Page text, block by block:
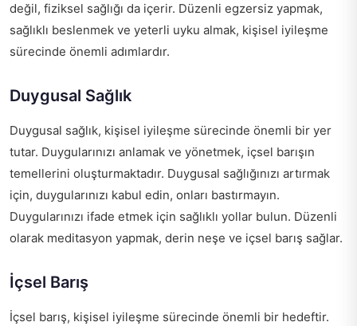
değil, fiziksel sağlığı da içerir. Düzenli egzersiz yapmak,
sağlıklı beslenmek ve yeterli uyku almak, kişisel iyileşme
sürecinde önemli adımlardır.
Duygusal Sağlık
Duygusal sağlık, kişisel iyileşme sürecinde önemli bir yer
tutar. Duygularınızı anlamak ve yönetmek, içsel barışın
temellerini oluşturmaktadır. Duygusal sağlığınızı artırmak
için, duygularınızı kabul edin, onları bastırmayın.
Duygularınızı ifade etmek için sağlıklı yollar bulun. Düzenli
olarak meditasyon yapmak, derin neşe ve içsel barış sağlar.
İçsel Barış
İçsel barış, kişisel iyileşme sürecinde önemli bir hedeftir.